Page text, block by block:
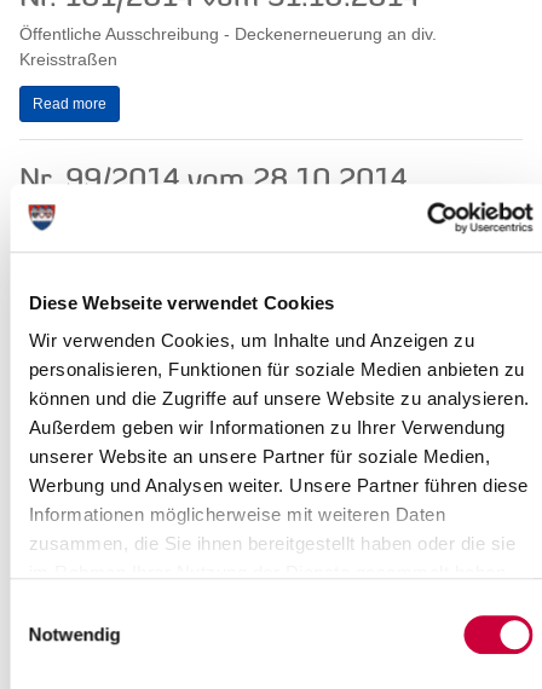
Diese Webseite verwendet Cookies
Wir verwenden Cookies, um Inhalte und Anzeigen zu
personalisieren, Funktionen für soziale Medien anbieten zu
können und die Zugriffe auf unsere Website zu analysieren.
Außerdem geben wir Informationen zu Ihrer Verwendung
unserer Website an unsere Partner für soziale Medien,
Werbung und Analysen weiter. Unsere Partner führen diese
Informationen möglicherweise mit weiteren Daten
zusammen, die Sie ihnen bereitgestellt haben oder die sie
Notwendig
Öffentliche Ausschreibung - Deckenerneuerung an div.
Kreisstraßen
Read more
Nr. 99/2014 vom 28.10.2014
Bekanntmachung zur Gültigkeit des Bürgerentscheides vom
Nr. 97/2014 vom 27.10.2014
Anordnung zum Schutz der Bienen gegen die Amerikanische
Faulbrut (AFB)
Read more
Nr. 96/2014 vom 23.10.2014
Wasserverbandsgesetzes (WVG)